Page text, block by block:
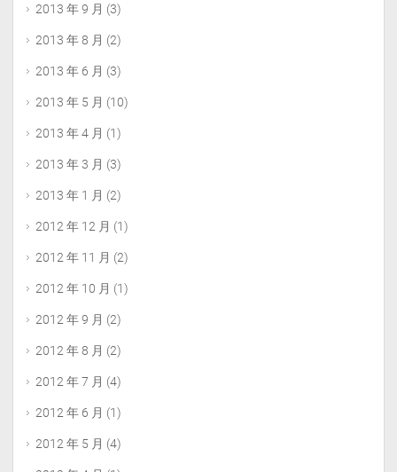
2013 年 9 月 (3)
2013 年 8 月 (2)
2013 年 6 月 (3)
2013 年 5 月 (10)
2013 年 4 月 (1)
2013 年 3 月 (3)
2013 年 1 月 (2)
2012 年 12 月 (1)
2012 年 11 月 (2)
2012 年 10 月 (1)
2012 年 9 月 (2)
2012 年 8 月 (2)
2012 年 7 月 (4)
2012 年 6 月 (1)
2012 年 5 月 (4)